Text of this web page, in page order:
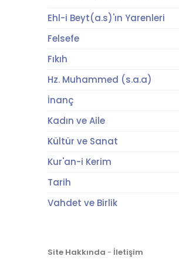
Ehl-i Beyt(a.s)'ın Yarenleri
Felsefe
Fıkıh
Hz. Muhammed (s.a.a)
İnanç
Kadın ve Aile
Kültür ve Sanat
Kur'an-i Kerim
Tarih
Vahdet ve Birlik
Site Hakkında - İletişim